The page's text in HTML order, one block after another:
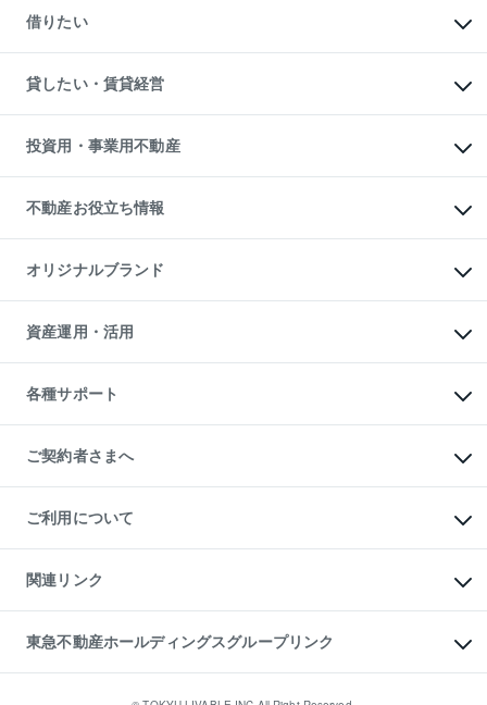
中古一戸建ての購入
不動産購入の流れ
注目キーワード物件特集
購入ガイド
English 繁体中文簡体中文
一戸建ての売却・査定
土地の売却・査定
スピードAI査定
不動産査定について
不動産売却の流れ
不動産買換えの流れ
売却ガイド
借りたい
オフィス・店舗の賃貸
借りるときの流れ
借りるガイド
貸したい・賃貸経営
マンション賃料データ
賃貸管理プラン
リロケーションについて
貸すガイド
投資用・事業用不動産
事業用不動産
マンション投資
投資用マンション
アパート経営
収益物件
ビル購入（ビル一棟）
投資用不動産の売却査定
事業用不動産の売却査定
不動産お役立ち情報
マンションライブラリー
人気マンションランキング
暮らしに役立つ不動産メディア
不動産相場・不動産価格情報
不動産コラム・ニュース
不動産用語集
不動産なんでもネット相談室
住まいの税金
オリジナルブランド
一棟リノベーションマンション
L`GENTE（ルジェンテ）
区分リノベーションマンション
投資用一棟レジデンスWELL
不動産小口投資
LEGACIA（レガシア）
資産運用・活用
不動産M&A
アセットマネジメント・出資
各種サポート
相続サポート
リフォームサポート
ご契約者さまへ
ご紹介・再契約特典
入居者様専用-各種ご案内（賃貸）
東急こすもす会「こすもすWeb」
ご利用について
金融商品取引について
東急リバブル ソーシャルメディアポリシー
ご意見・お問い合わせ（金融商品取引専用の相談・お問い合わせ窓口）
ダイレクトメール（郵送物）・Eメールなどの送付停止について
関連リンク
これからご結婚される方に東急百貨店のブライダルクラブ
人材サービスのご用命は 東急リバブルスタッフ株式会社まで
東北の逸品を贈ります 東北すぐれものセレクション
東急不動産ホールディングスグループリンク
東急コミュニティー